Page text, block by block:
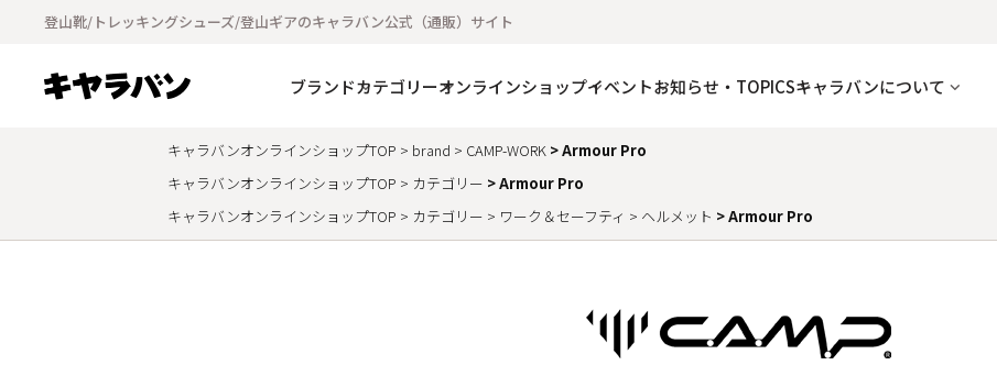
登山靴/トレッキングシューズ/登山ギアのキャラバン公式（通販）サイト
ブランドカテゴリーオンラインショップイベントお知らせ・TOPICSキャラバンについて
キャラバンオンラインショップTOP brand CAMP-WORK
Armour Pro
キャラバンオンラインショップTOP
カテゴリー
Armour Pro
キャラバンオンラインショップTOP
カテゴリー ワーク＆セーフティ ヘルメット Armour Pro